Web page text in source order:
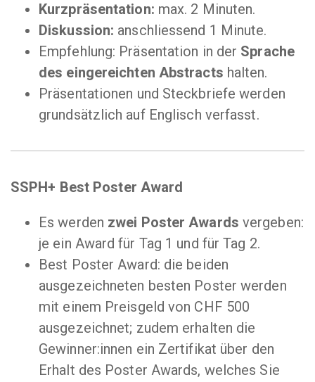
Kurzpräsentation: max. 2 Minuten.
Diskussion: anschliessend 1 Minute.
Empfehlung: Präsentation in der Sprache
des eingereichten Abstracts halten.
Präsentationen und Steckbriefe werden
grundsätzlich auf Englisch verfasst.
SSPH+ Best Poster Award
Es werden zwei Poster Awards vergeben:
je ein Award für Tag 1 und für Tag 2.
Best Poster Award: die beiden
ausgezeichneten besten Poster werden
mit einem Preisgeld von CHF 500
ausgezeichnet; zudem erhalten die
Gewinner:innen ein Zertifikat über den
Erhalt des Poster Awards, welches Sie